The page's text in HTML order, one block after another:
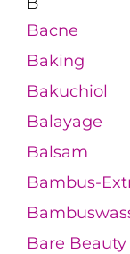
Bacne
Baking
Bakuchiol
Balayage
Balsam
Bambus-
Bare Beauty